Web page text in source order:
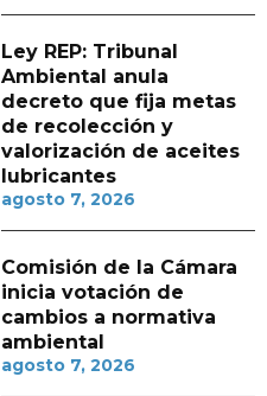
Ley REP: Tribunal
Ambiental anula
decreto que fija metas
de recolección y
valorización de aceites
lubricantes
agosto 7, 2026
Comisión de la Cámara
inicia votación de
cambios a normativa
ambiental
agosto 7, 2026